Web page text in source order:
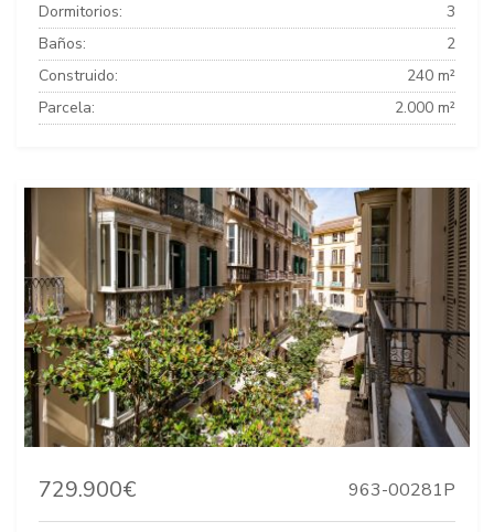
Dormitorios:
3
Baños:
2
Construido:
240 m²
Parcela:
2.000 m²
729.900€ 963-00281P